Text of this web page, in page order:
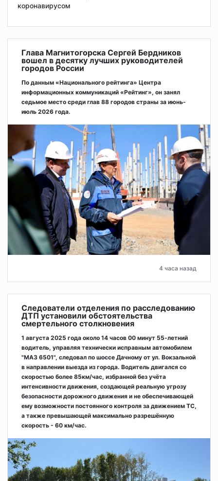
коронавирусом
Глава Магнитогорска Сергей Бердников
вошел в десятку лучших руководителей
городов России
По данным «Национального рейтинга» Центра
информационных коммуникаций «Рейтинг», он занял
седьмое место среди глав 88 городов страны за июнь-
июль 2026 года.
4 часа назад
Следователи отделения по расследованию
ДТП установили обстоятельства
смертельного столкновения
1 августа 2025 года около 14 часов 00 минут 55-летний
водитель, управляя технически исправным автомобилем
"МАЗ 6501", следовал по шоссе Дачному от ул. Вокзальной
в направлении выезда из города. Водитель двигался со
скоростью более 85км/час, избранной без учёта
интенсивности движения, создающей реальную угрозу
безопасности дорожного движения и не обеспечивающей
ему возможности постоянного контроля за движением ТС,
а также превышающей максимально разрешённую
скорость - 60 км/час.